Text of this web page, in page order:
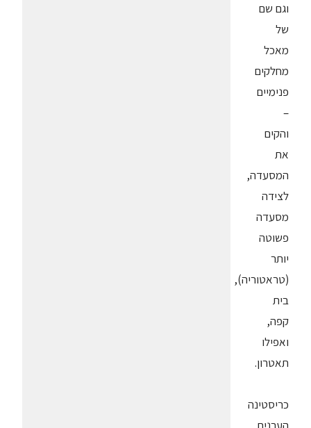
וגם שם
של
מאכל
מחלקים
פנימיים
–
והקים
את
המסעדה,
לצידה
מסעדה
פשוטה
יותר
(טראטוריה),
בית
קפה,
ואפילו
תאטרון.
כריסטינה